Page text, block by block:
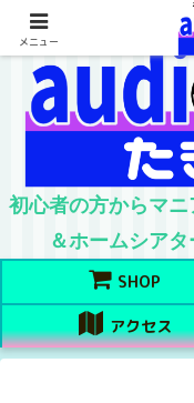
初心者の方からマ
＆ホームシア
SHOP
アクセス
メニュー